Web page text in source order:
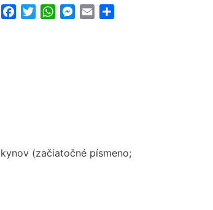
FacebookTwitterWhatsApp
Messenger
Email
(začiatočné písmeno;